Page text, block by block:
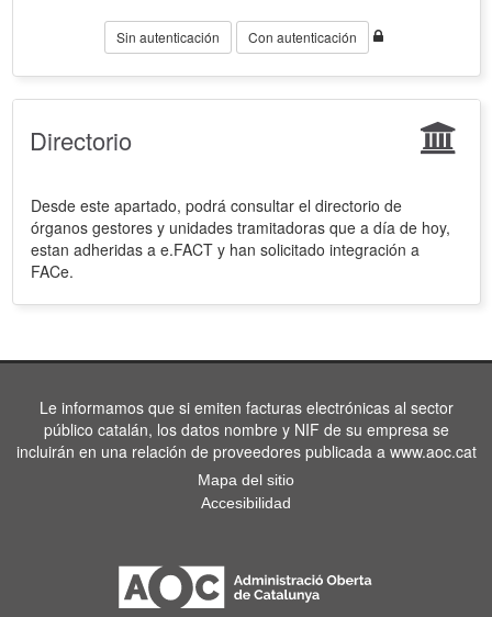
Sin autenticación Con autenticación
Directorio
Desde este apartado, podrá consultar el directorio de
órganos gestores y unidades tramitadoras que a día de hoy,
estan adheridas a e.FACT y han solicitado integración a
FACe.
Le informamos que si emiten facturas electrónicas al sector
público catalán, los datos nombre y NIF de su empresa se
incluirán en una relación de proveedores publicada a www.aoc.cat
Mapa del sitio
Accesibilidad